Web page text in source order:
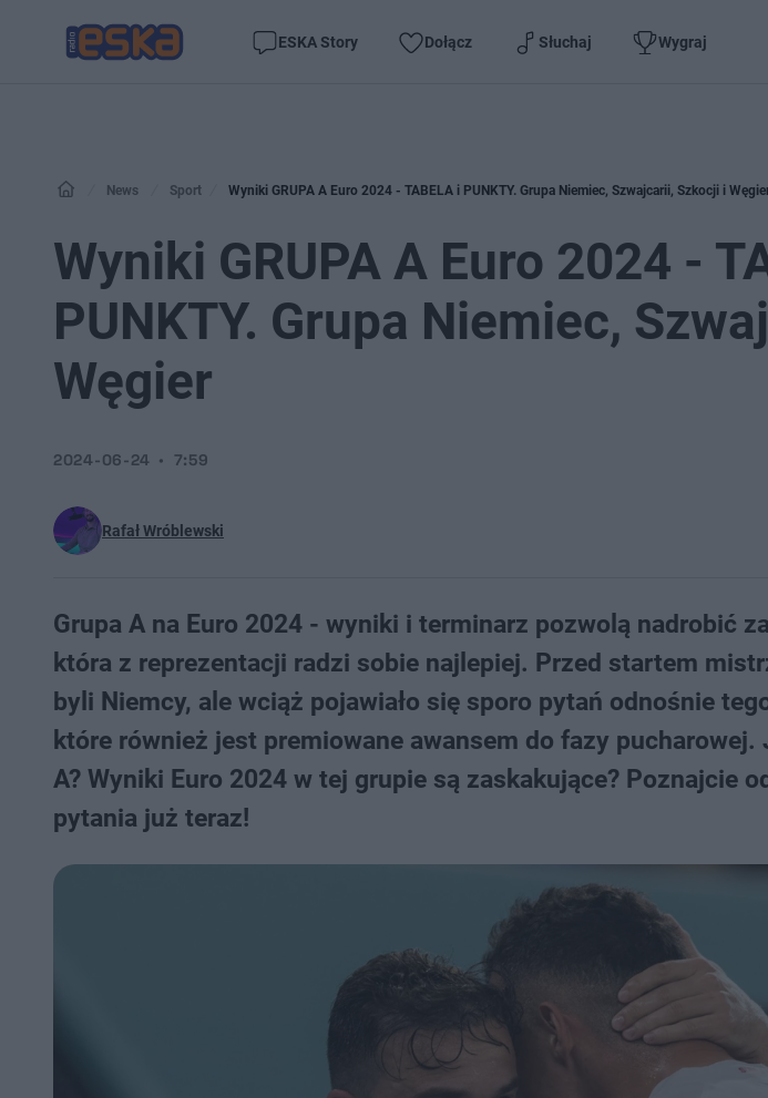
ESKA Story Dołącz Słuchaj Wygraj
News Sport Wyniki GRUPA A Euro 2024 - TABELA i PUNKTY. Grupa Niemiec, Szwajcarii, Szkocji i
Wyniki GRUPA A Euro 2024 -
PUNKTY. Grupa Niemiec,
Węgier
Rafał Wróblewski
2024-06-24 7:59
Grupa A na Euro 2024 - wyniki i terminarz pozwolą nadrobić
która z reprezentacji radzi sobie najlepiej. Przed startem
byli Niemcy, ale wciąż pojawiało się sporo pytań odnośnie
które również jest premiowane awansem do fazy pucharowej.
A? Wyniki Euro 2024 w tej grupie są zaskakujące? Poznajcie
pytania już teraz!